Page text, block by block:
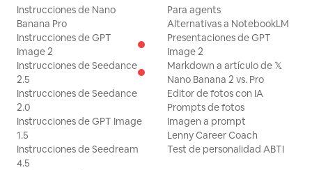
Instrucciones de Nano
Banana Pro
Instrucciones de GPT
Image 2
Instrucciones de Seedance
2.5
Instrucciones de Seedance
2.0
Instrucciones de GPT Image
1.5
Instrucciones de Seedream
4.5
Para agents
Alternativas a NotebookLM
Presentaciones de GPT
Image 2
Markdown a artículo de 𝕏
Nano Banana 2 vs. Pro
Editor de fotos con IA
Prompts de fotos
Imagen a prompt
Lenny Career Coach
Test de personalidad ABTI